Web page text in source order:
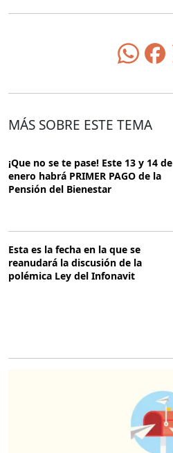
MÁS SOBRE ESTE TEMA
¡Que no se te pase! Este 13 y 14 de
enero habrá PRIMER PAGO de la
Pensión del Bienestar
Esta es la fecha en la que se
reanudará la discusión de la
polémica Ley del Infonavit